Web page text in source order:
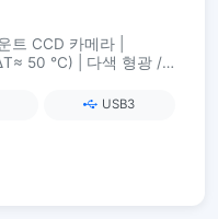
트 CCD 카메라 |
50 °C) | 다색 형광 /
USB3